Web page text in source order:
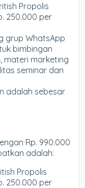
Propolis
250.000 per
grup WhatsApp
bimbingan
materi marketing
seminar dan
adalah sebesar
Rp. 990.000
adalah:
Propolis
250.000 per